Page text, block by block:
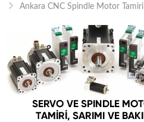
Ankara CNC Spindle Motor Tamiri